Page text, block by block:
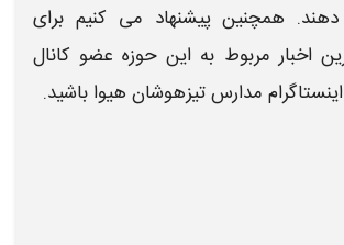
دهند. همچنین پیشنهاد می کنیم برای
اخبار مربوط به این حوزه عضو کانال
مدارس تیزهوشان هیوا باشید.